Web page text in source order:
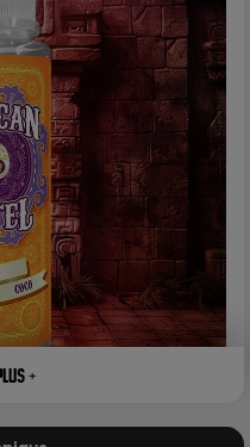
Afficher plus +